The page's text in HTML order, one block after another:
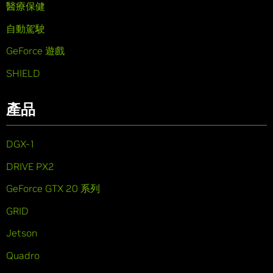
醫療保健
自動駕駛
GeForce 遊戲
SHIELD
產品
DGX-1
DRIVE PX2
GeForce GTX 20 系列
GRID
Jetson
Quadro